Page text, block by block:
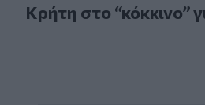
Κρήτη στο “κόκκινο”